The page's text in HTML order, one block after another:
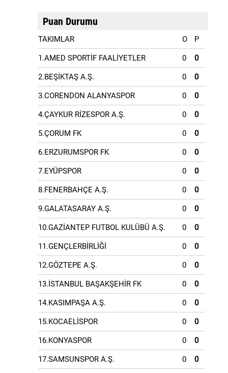
Puan Durumu
TAKIMLAR O P
1.AMED SPORTİF FAALİYETLER 0 0
2.BEŞİKTAŞ A.Ş. 0 0
3.CORENDON ALANYASPOR 0 0
4.ÇAYKUR RİZESPOR A.Ş. 0 0
5.ÇORUM FK 0 0
6.ERZURUMSPOR FK 0 0
7.EYÜPSPOR 0 0
8.FENERBAHÇE A.Ş. 0 0
9.GALATASARAY A.Ş. 0 0
10.GAZİANTEP FUTBOL KULÜBÜ A.Ş. 0 0
11.GENÇLERBİRLİĞİ 0 0
12.GÖZTEPE A.Ş. 0 0
13.İSTANBUL BAŞAKŞEHİR FK 0 0
14.KASIMPAŞA A.Ş. 0 0
15.KOCAELİSPOR 0 0
16.KONYASPOR 0 0
17.SAMSUNSPOR A.Ş. 0 0